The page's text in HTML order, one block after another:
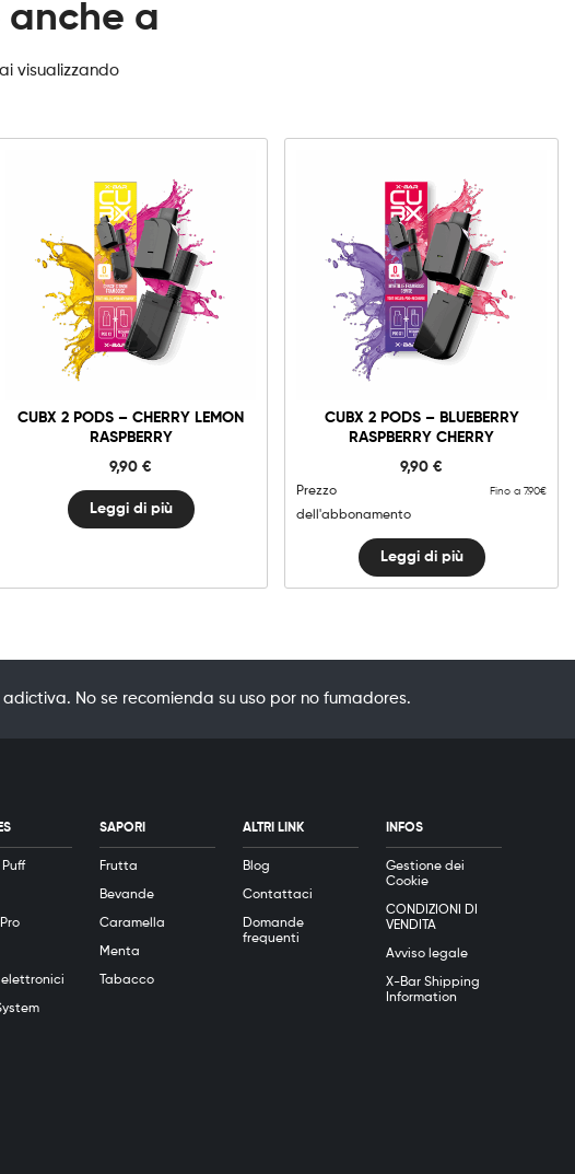
anche a
visualizzando
CUBX 2 PODS – CHERRY LEMON
RASPBERRY
9,90€
Leggi di più
CUBX 2 PODS – BLUEBERRY
RASPBERRY CHERRY
9,90€
Prezzo
dell'abbonamento
Fino a 7.90€
Leggi di più
No se recomienda su uso por no fumadores.
elettronici
SAPORI
Frutta
Bevande
Caramella
Menta
Tabacco
ALTRI LINK
Blog
Contattaci
Domande
frequenti
INFOS
Gestione dei
Cookie
CONDIZIONI DI
VENDITA
Avviso legale
X-Bar Shipping
Information